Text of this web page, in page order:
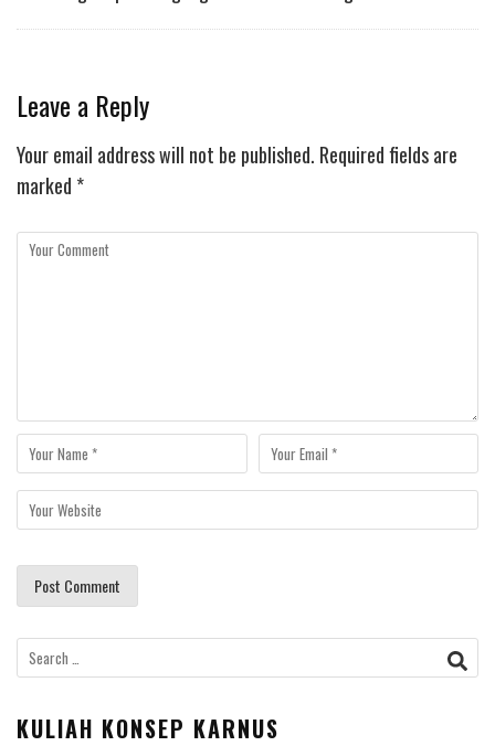
Leave a Reply
Your email address will not be published. Required fields are
marked *
Search
for:
KULIAH KONSEP KARNUS